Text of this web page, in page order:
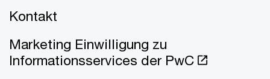
Kontakt
Marketing Einwilligung zu
Informationsservices der PwC